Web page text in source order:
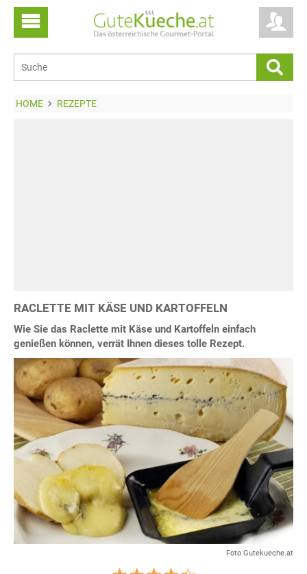
HOME REZEPTE
RACLETTE MIT KÄSE UND KARTOFFELN
Wie Sie das Raclette mit Käse und Kartoffeln einfach
genießen können, verrät Ihnen dieses tolle Rezept.
Foto Gutekueche.at